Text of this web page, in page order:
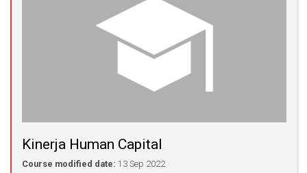
Kinerja Human Capital
Course modified date: 13 Sep 2022